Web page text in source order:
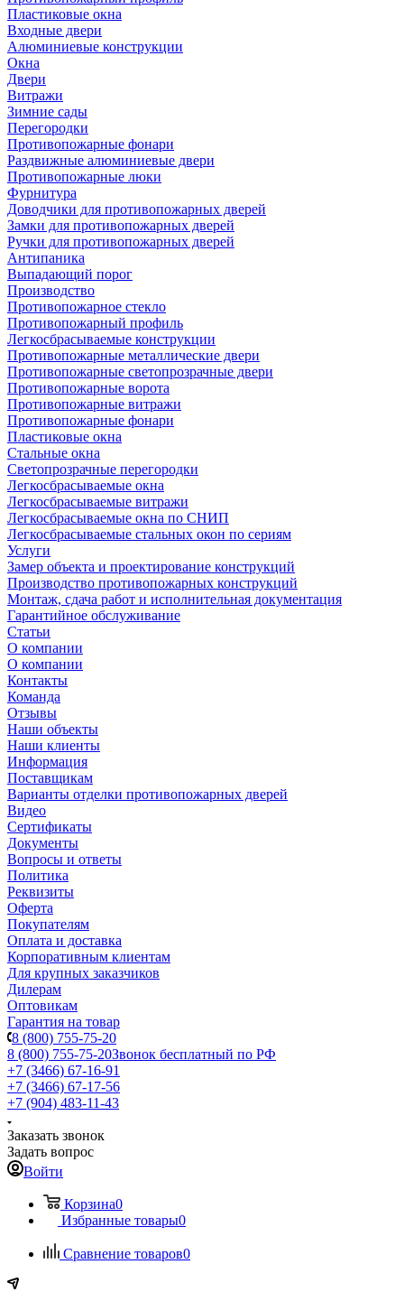
Пластиковые окна
Входные двери
Алюминиевые конструкции
Окна
Двери
Витражи
Зимние сады
Перегородки
Противопожарные фонари
Раздвижные алюминиевые двери
Противопожарные люки
Фурнитура
Доводчики для противопожарных дверей
Замки для противопожарных дверей
Ручки для противопожарных дверей
Антипаника
Выпадающий порог
Производство
Противопожарное стекло
Противопожарный профиль
Легкосбрасываемые конструкции
Противопожарные металлические двери
Противопожарные светопрозрачные двери
Противопожарные ворота
Противопожарные витражи
Противопожарные фонари
Пластиковые окна
Стальные окна
Светопрозрачные перегородки
Легкосбрасываемые окна
Легкосбрасываемые витражи
Легкосбрасываемые окна по СНИП
Легкосбрасываемые стальных окон по сериям
Услуги
Замер объекта и проектирование конструкций
Производство противопожарных конструкций
Монтаж, сдача работ и исполнительная документация
Гарантийное обслуживание
Статьи
О компании
О компании
Контакты
Команда
Отзывы
Наши объекты
Наши клиенты
Информация
Поставщикам
Варианты отделки противопожарных дверей
Видео
Сертификаты
Документы
Вопросы и ответы
Политика
Реквизиты
Оферта
Покупателям
Оплата и доставка
Корпоративным клиентам
Для крупных заказчиков
Дилерам
Оптовикам
Гарантия на товар
8 (800) 755-75-20
8 (800) 755-75-20Звонок бесплатный по РФ
+7 (3466) 67-16-91
+7 (3466) 67-17-56
+7 (904) 483-11-43
Заказать звонок
Задать вопрос
Войти
Корзина0
Избранные товары0
Сравнение товаров0